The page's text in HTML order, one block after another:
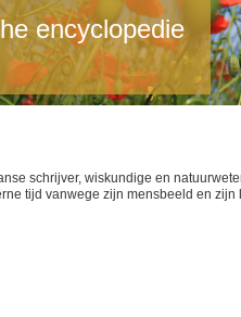
encyclopedie
schrijver, wiskundige en
tijd vanwege zijn mensbeeld en